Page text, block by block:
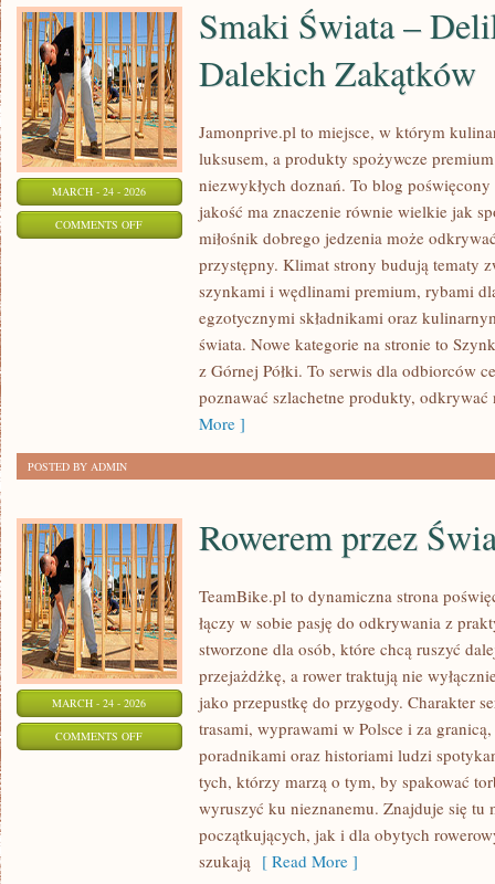
MARCH - 24 - 2026
COMMENTS OFFON
ZAKĄTKÓW
Smaki Świata –
Dalekich Zakątków
Jamonprive.pl to miejsce, w którym
luksusem, a produkty spożywcze
niezwykłych doznań. To blog
jakość ma znaczenie równie wielkie jak
miłośnik dobrego jedzenia może
przystępny. Klimat strony budują tematy
szynkami i wędlinami premium, rybami
egzotycznymi składnikami oraz
świata. Nowe kategorie na stronie to
z Górnej Półki. To serwis dla odbiorców
poznawać szlachetne produkty,
More ]
POSTED BY ADMIN
MARCH - 24 - 2026
COMMENTS OFFON
Rowerem przez
TeamBike.pl to dynamiczna strona
łączy w sobie pasję do odkrywania z
stworzone dla osób, które chcą ruszyć
przejażdżkę, a rower traktują nie
jako przepustkę do przygody. Charakter
trasami, wyprawami w Polsce i za
poradnikami oraz historiami ludzi
tych, którzy marzą o tym, by spakować
wyruszyć ku nieznanemu. Znajduje się tu
początkujących, jak i dla obytych
szukają [ Read More ]